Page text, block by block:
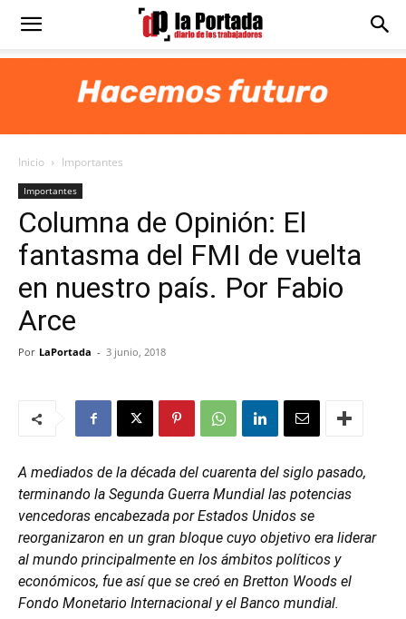
Diario
Portada
Inicio Importantes
Importantes
Columna de Opinión: El
fantasma del FMI de vuelta
en nuestro país. Por Fabio
Arce
Por LaPortada - 3 junio, 2018
A mediados de la década del cuarenta del siglo pasado,
terminando la Segunda Guerra Mundial las potencias
vencedoras encabezada por Estados Unidos se
reorganizaron en un gran bloque cuyo objetivo era liderar
al mundo principalmente en los ámbitos políticos y
económicos, fue así que se creó en Bretton Woods el
Fondo Monetario Internacional y el Banco mundial.